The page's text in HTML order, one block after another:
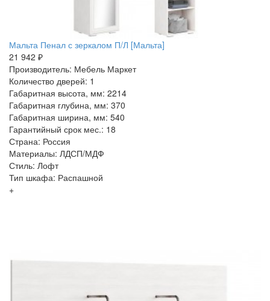
Мальта Пенал с зеркалом П/Л [Мальта]
21 942 ₽
Производитель: Мебель Маркет
Количество дверей: 1
Габаритная высота, мм: 2214
Габаритная глубина, мм: 370
Габаритная ширина, мм: 540
Гарантийный срок мес.: 18
Страна: Россия
Материалы: ЛДСП/МДФ
Стиль: Лофт
Тип шкафа: Распашной
+